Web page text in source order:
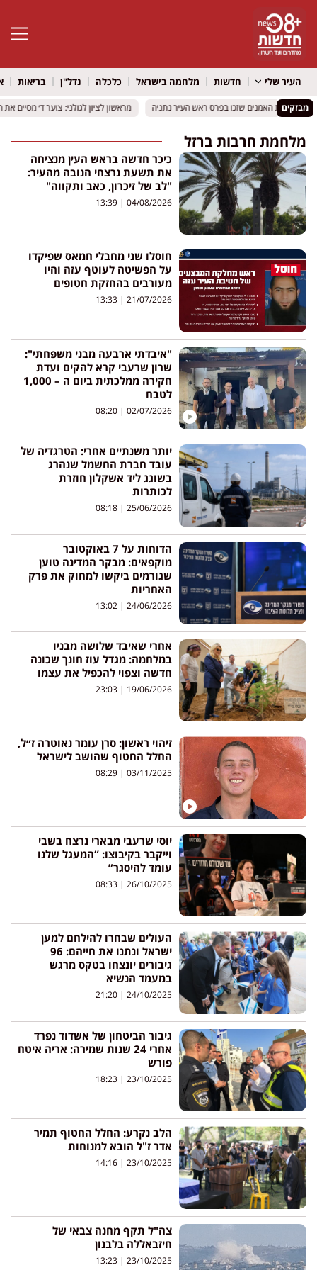
פתח
העיר שלי חדשות מלחמה בישראל כלכלה נדל"ן בריאות
מבזקים
ארבעת האמנים שזכו בפרס ראש העיר נתניה
ארבעת האמנים שזכו בפרס ראש העיר נתניה מראשון לציון לגולני: צוער ד׳ מסיים
מראשון לציון לגולני: צוער ד׳ מסיים
מלחמת חרבות ברזל
כיכר חדשה בראש העין מנציחה
את תשעת נרצחי הנובה מהעיר:
"לב של זיכרון, כאב ותקווה"
04/08/2026
חוסלו שני מחבלי חמאס שפיקדו
על הפשיטה לעוטף עזה והיו
מעורבים בהחזקת חטופים
21/07/2026
"איבדתי ארבעה מבני משפחתי":
שרון שרעבי קרא להקים ועדת
חקירה ממלכתית ביום ה – 1,000
לטבח
02/07/2026
יותר משנתיים אחרי: הטרגדיה של
עובד חברת החשמל שנהרג
בשוגג ליד אשקלון חוזרת
לכותרות
25/06/2026
הדוחות על 7 באוקטובר
מוקפאים: מבקר המדינה טוען
שגורמים ביקשו למחוק את פרק
האחריות
24/06/2026
אחרי שאיבד שלושה מבניו
במלחמה: מגדל עוז חונך שכונה
חדשה וצפוי להכפיל את עצמו
19/06/2026
זיהוי ראשון: סרן עומר נאוטרה ז״ל,
החלל החטוף שהושב לישראל
03/11/2025
יוסי שרעבי מבארי נרצח בשבי
וייקבר בקיבוצו: “המעגל שלנו
עומד להיסגר”
26/10/2025
העולים שבחרו להילחם למען
ישראל ונתנו את חייהם: 96
גיבורים יונצחו בטקס מרגש
במעמד הנשיא
24/10/2025
גיבור הביטחון של אשדוד נפרד
אחרי 24 שנות שמירה: אריה איטח
פורש
23/10/2025
הלב נקרע: החלל החטוף תמיר
אדר ז"ל הובא למנוחות
23/10/2025
צה"ל תקף מחנה צבאי של
חיזבאללה בלבנון
23/10/2025